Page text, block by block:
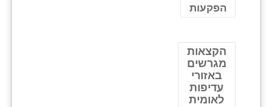
הפקעות
הקצאות
מגרשים
באזורי
עדיפות
לאומית